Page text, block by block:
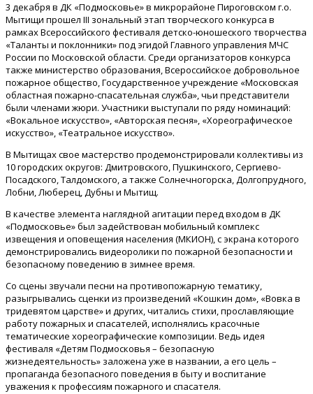
3 декабря в ДК «Подмосковье» в микрорайоне Пироговском г.о.
Мытищи прошел III зональный этап творческого конкурса в
рамках Всероссийского фестиваля детско-юношеского творчества
«Таланты и поклонники» под эгидой Главного управления МЧС
России по Московской области. Среди организаторов конкурса
также министерство образования, Всероссийское добровольное
пожарное общество, Государственное учреждение «Московская
областная пожарно-спасательная служба», чьи представители
были членами жюри. Участники выступали по ряду номинаций:
«Вокальное искусство», «Авторская песня», «Хореографическое
искусство», «Театральное искусство».
В Мытищах свое мастерство продемонстрировали коллективы из
10 городских округов: Дмитровского, Пушкинского, Сергиево-
Посадского, Талдомского, а также Солнечногорска, Долгопрудного,
Лобни, Люберец, Дубны и Мытищ.
В качестве элемента наглядной агитации перед входом в ДК
«Подмосковье» был задействован мобильный комплекс
извещения и оповещения населения (МКИОН), с экрана которого
демонстрировались видеоролики по пожарной безопасности и
безопасному поведению в зимнее время.
Со сцены звучали песни на противопожарную тематику,
разыгрывались сценки из произведений «Кошкин дом», «Вовка в
тридевятом царстве» и других, читались стихи, прославляющие
работу пожарных и спасателей, исполнялись красочные
тематические хореографические композиции. Ведь идея
фестиваля «Детям Подмосковья – безопасную
жизнедеятельность» заложена уже в названии, а его цель –
пропаганда безопасного поведения в быту и воспитание
уважения к профессиям пожарного и спасателя.